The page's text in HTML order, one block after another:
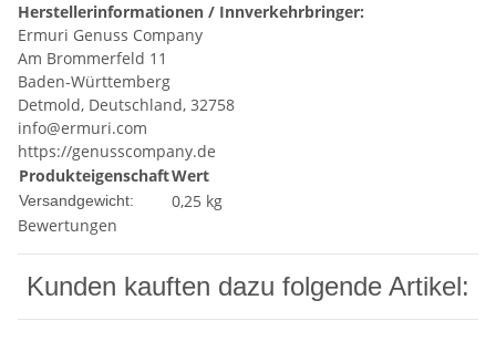
Herstellerinformationen / Innverkehrbringer:
Ermuri Genuss Company
Am Brommerfeld 11
Baden-Württemberg
Detmold, Deutschland, 32758
info@ermuri.com
https://genusscompany.de
ProdukteigenschaftWert
Versandgewicht:
0,25 kg
Bewertungen
Kunden kauften dazu folgende Artikel: